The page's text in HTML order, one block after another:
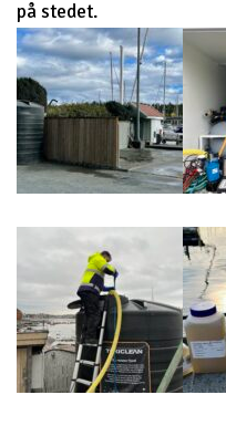
på stedet.